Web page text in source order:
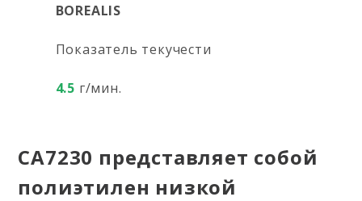
BOREALIS
Показатель текучести
4.5 г/мин.
CA7230 представляет собой
полиэтилен низкой